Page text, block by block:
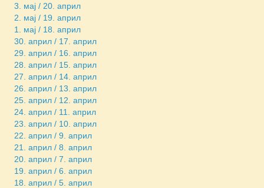
3. мај / 20. април
2. мај / 19. април
1. мај / 18. април
30. април / 17. април
29. април / 16. април
28. април / 15. април
27. април / 14. април
26. април / 13. април
25. април / 12. април
24. април / 11. април
23. април / 10. април
22. април / 9. април
21. април / 8. април
20. април / 7. април
19. април / 6. април
18. април / 5. април